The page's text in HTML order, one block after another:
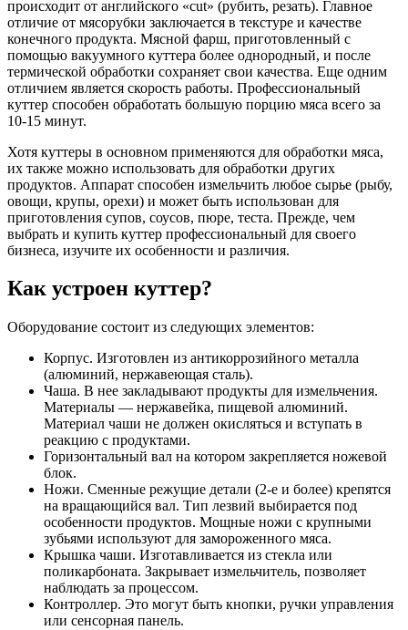
происходит от английского «cut» (рубить, резать). Главное
отличие от мясорубки заключается в текстуре и качестве
конечного продукта. Мясной фарш, приготовленный с
помощью вакуумного куттера более однородный, и после
термической обработки сохраняет свои качества. Еще одним
отличием является скорость работы. Профессиональный
куттер способен обработать большую порцию мяса всего за
10-15 минут.
Хотя куттеры в основном применяются для обработки мяса,
их также можно использовать для обработки других
продуктов. Аппарат способен измельчить любое сырье (рыбу,
овощи, крупы, орехи) и может быть использован для
приготовления супов, соусов, пюре, теста. Прежде, чем
выбрать и купить куттер профессиональный для своего
бизнеса, изучите их особенности и различия.
Как устроен куттер?
Оборудование состоит из следующих элементов:
Корпус. Изготовлен из антикоррозийного металла
(алюминий, нержавеющая сталь).
Чаша. В нее закладывают продукты для измельчения.
Материалы — нержавейка, пищевой алюминий.
Материал чаши не должен окисляться и вступать в
реакцию с продуктами.
Горизонтальный вал на котором закрепляется ножевой
блок.
Ножи. Сменные режущие детали (2-е и более) крепятся
на вращающийся вал. Тип лезвий выбирается под
особенности продуктов. Мощные ножи с крупными
зубьями используют для замороженного мяса.
Крышка чаши. Изготавливается из стекла или
поликарбоната. Закрывает измельчитель, позволяет
наблюдать за процессом.
Контроллер. Это могут быть кнопки, ручки управления
или сенсорная панель.